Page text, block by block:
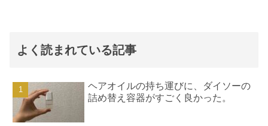
よく読まれている記事
ヘアオイルの持ち運びに、ダイソーの
詰め替え容器がすごく良かった。